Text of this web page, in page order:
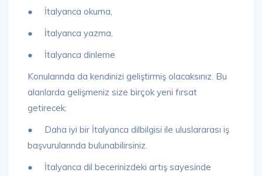
● İtalyanca okuma,
● İtalyanca yazma,
● İtalyanca dinleme
Konularında da kendinizi geliştirmiş olacaksınız. Bu
alanlarda gelişmeniz size birçok yeni fırsat
getirecek:
● Daha iyi bir İtalyanca dilbilgisi ile uluslararası iş
başvurularında bulunabilirsiniz.
● İtalyanca dil becerinizdeki artış sayesinde